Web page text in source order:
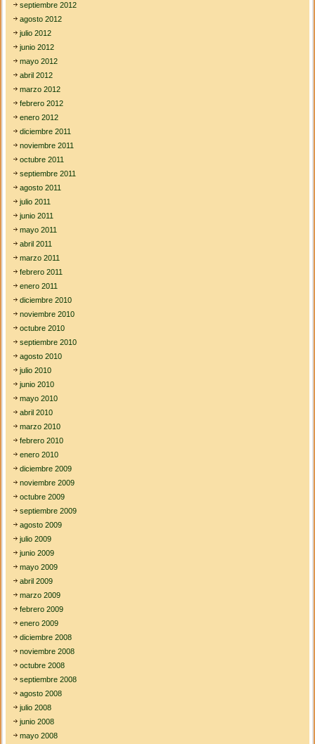
septiembre 2012
agosto 2012
julio 2012
junio 2012
mayo 2012
abril 2012
marzo 2012
febrero 2012
enero 2012
diciembre 2011
noviembre 2011
octubre 2011
septiembre 2011
agosto 2011
julio 2011
junio 2011
mayo 2011
abril 2011
marzo 2011
febrero 2011
enero 2011
diciembre 2010
noviembre 2010
octubre 2010
septiembre 2010
agosto 2010
julio 2010
junio 2010
mayo 2010
abril 2010
marzo 2010
febrero 2010
enero 2010
diciembre 2009
noviembre 2009
octubre 2009
septiembre 2009
agosto 2009
julio 2009
junio 2009
mayo 2009
abril 2009
marzo 2009
febrero 2009
enero 2009
diciembre 2008
noviembre 2008
octubre 2008
septiembre 2008
agosto 2008
julio 2008
junio 2008
mayo 2008